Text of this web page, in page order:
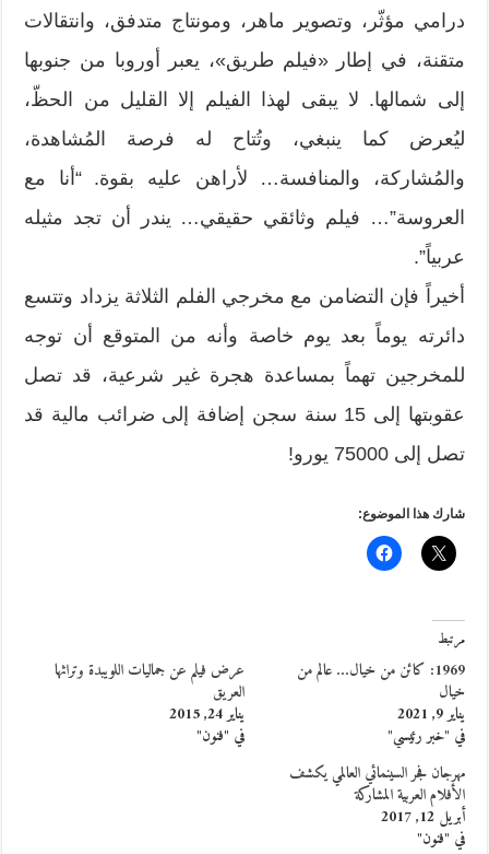
درامي مؤثّر، وتصوير ماهر، ومونتاج متدفق، وانتقالات
متقنة، في إطار «فيلم طريق»، يعبر أوروبا من جنوبها
إلى شمالها. لا يبقى لهذا الفيلم إلا القليل من الحظّ،
ليُعرض كما ينبغي، وتُتاح له فرصة المُشاهدة،
والمُشاركة، والمنافسة… لأراهن عليه بقوة. “أنا مع
العروسة”… فيلم وثائقي حقيقي… يندر أن تجد مثيله
عربياً”.
أخيراً فإن التضامن مع مخرجي الفلم الثلاثة يزداد وتتسع
دائرته يوماً بعد يوم خاصة وأنه من المتوقع أن توجه
للمخرجين تهماً بمساعدة هجرة غير شرعية، قد تصل
عقوبتها إلى 15 سنة سجن إضافة إلى ضرائب مالية قد
تصل إلى 75000 يورو!
شارك هذا الموضوع:
مرتبط
1969: كائن من خيال… عالم من
خيال
يناير 9, 2021
في "خبر رئيسي"
عرض فيلم عن جماليات اللويبدة وتراثها
العريق
يناير 24, 2015
في "فنون"
مهرجان فجر السينمائي العالمي يكشف
الأفلام العربية المشاركة
أبريل 12, 2017
في "فنون"